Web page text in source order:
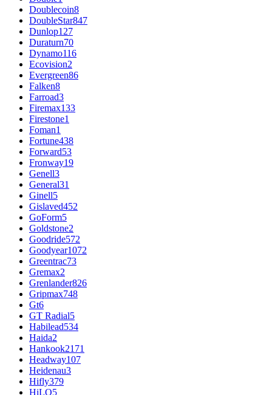
Doublecoin8
DoubleStar847
Dunlop127
Duraturn70
Dynamo116
Ecovision2
Evergreen86
Falken8
Farroad3
Firemax133
Firestone1
Foman1
Fortune438
Forward53
Fronway19
Genell3
General31
Ginell5
Gislaved452
GoForm5
Goldstone2
Goodride572
Goodyear1072
Greentrac73
Gremax2
Grenlander826
Gripmax748
Gt6
GT Radial5
Habilead534
Haida2
Hankook2171
Headway107
Heidenau3
Hifly379
HiLO5